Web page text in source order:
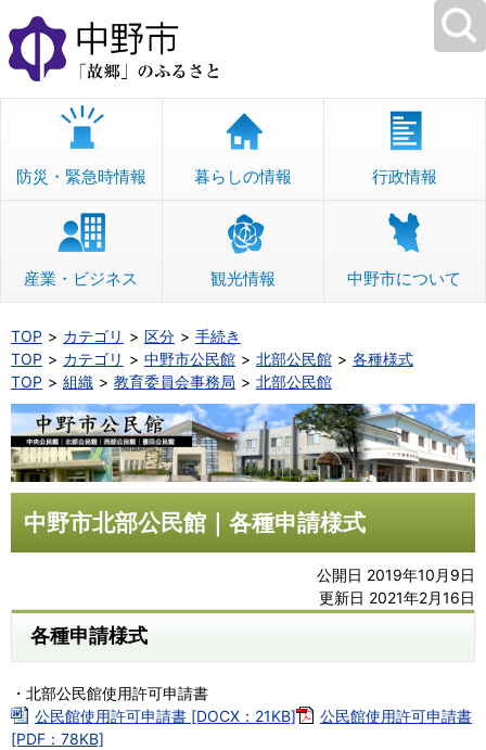
本
文
へ
移
防災・緊急時情報 暮らしの情報 行政情報
産業・ビジネス 観光情報 中野市について
TOP カテゴリ 区分
手続き
TOP
カテゴリ 中野市公民館 北部公民館
各種様式
TOP
組織 教育委員会事務局 北部公民館
中野市北部公民館｜各種申請様式
公開日 2019年10月9日
更新日 2021年2月16日
各種申請様式
・北部公民館使用許可申請書
公民館使用許可申請書 [DOCX：21KB]
公民館使用許可申請書
[PDF：78KB]